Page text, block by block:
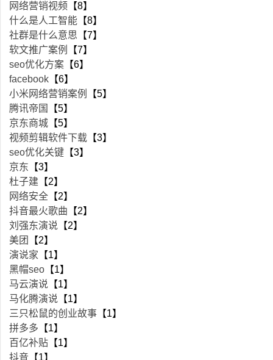
网络营销视频 【8】
什么是人工智能 【8】
社群是什么意思 【7】
软文推广案例
【7】
seo优化方案 【6】
facebook 【6】
小米网络营销案例
【5】
腾讯帝国
【5】
京东商城 【5】
视频剪辑软件下载 【3】
seo优化关键 【3】
京东 【3】
杜子建 【2】
网络安全 【2】
抖音最火歌曲 【2】
刘强东演说 【2】
美团
【2】
演说家 【1】
黑帽seo 【1】
马云演说 【1】
马化腾演说 【1】
三只松鼠的创业故事 【1】
拼多多 【1】
百亿补贴 【1】
抖音 【1】